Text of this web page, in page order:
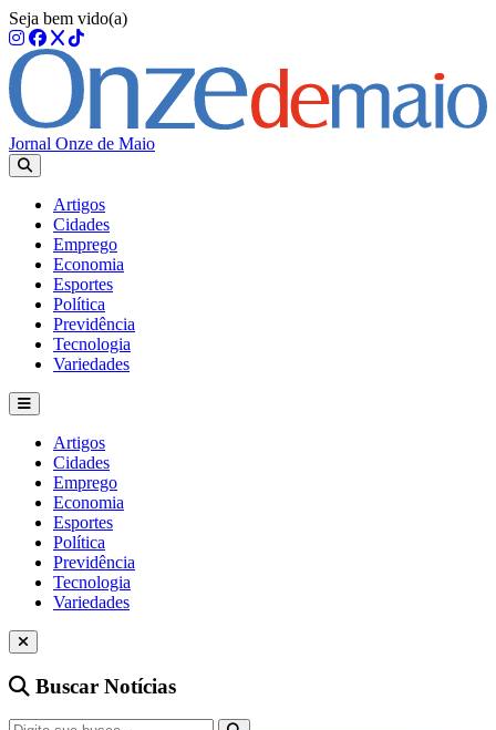
Seja bem vido(a)
Jornal Onze de Maio
Artigos
Cidades
Emprego
Economia
Esportes
Política
Previdência
Tecnologia
Variedades
Artigos
Cidades
Emprego
Economia
Esportes
Política
Previdência
Tecnologia
Variedades
Buscar Notícias